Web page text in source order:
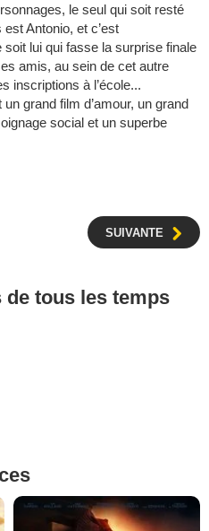
le seul qui soit resté
Antonio, et c’est
lui qui fasse la surprise finale
amis, au sein de cet autre
inscriptions à l’école...
grand film d’amour, un grand
social et un superbe
SUIVANTE
tous les temps